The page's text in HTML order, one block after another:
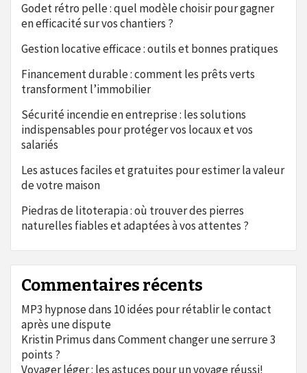
Godet rétro pelle : quel modèle choisir pour gagner
en efficacité sur vos chantiers ?
Gestion locative efficace : outils et bonnes pratiques
Financement durable : comment les prêts verts
transforment l’immobilier
Sécurité incendie en entreprise : les solutions
indispensables pour protéger vos locaux et vos
salariés
Les astuces faciles et gratuites pour estimer la valeur
de votre maison
Piedras de litoterapia : où trouver des pierres
naturelles fiables et adaptées à vos attentes ?
Commentaires récents
MP3 hypnosedans 10 idées pour rétablir le contact
après une dispute
Kristin PrimusdansComment changer une serrure 3
points ?
Voyager léger : les astuces pour un voyage réussi!